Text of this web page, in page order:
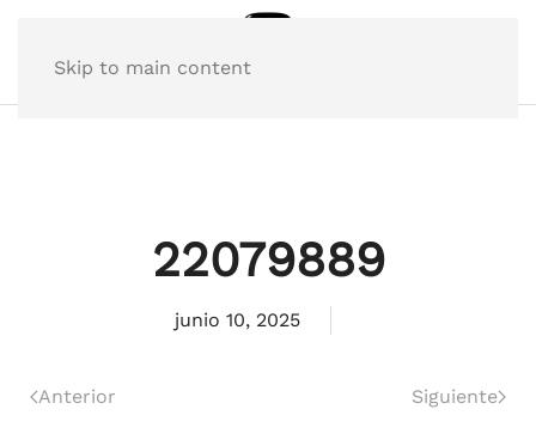
Skip to main content
22079889
junio 10, 2025
Anterior Siguiente